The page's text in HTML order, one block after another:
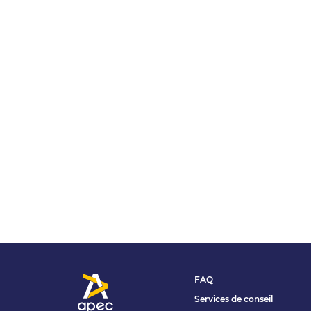
FAQ
Services de conseil